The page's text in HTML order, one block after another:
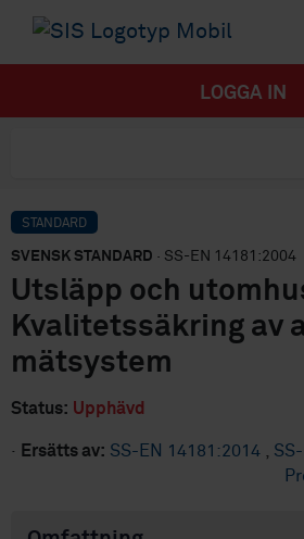
LOGGA IN
STANDARD
SVENSK STANDARD · SS-EN 14181:2004
Utsläpp och
Kvalitetssäkring av
mätsystem
Status: Upphävd
· Ersätts av: SS-EN 14181:2014 ,